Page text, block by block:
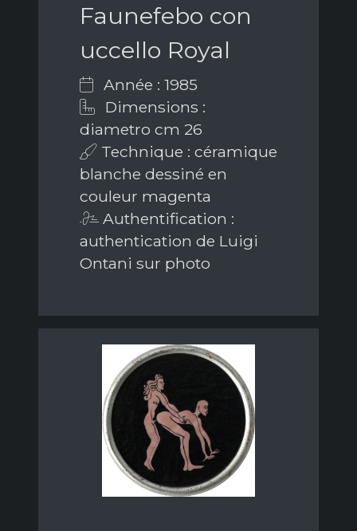
Faunefebo con
uccello Royal
Année : 1985
Dimensions :
diametro cm 26
Technique : céramique
blanche dessiné en
couleur magenta
Authentification :
authentication de Luigi
Ontani sur photo